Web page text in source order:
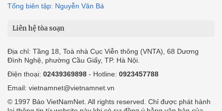
Tổng biên tập: Nguyễn Văn Bá
Liên hệ tòa soạn
Địa chỉ: Tầng 18, Toà nhà Cục Viễn thông (VNTA), 68 Dương
Đình Nghệ, phường Cầu Giấy, TP. Hà Nội.
Điện thoại: 02439369898 - Hotline: 0923457788
Email: vietnamnet@vietnamnet.vn
© 1997 Báo VietNamNet. All rights reserved. Chỉ được phát hành